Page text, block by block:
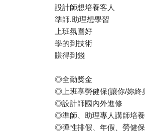
設計師想培養客人
準師.助理想學習
上班氛圍好
學的到技術
賺得到錢
◎全勤獎金
◎上班享勞健保(讓你/妳終
◎設計師國內外進修
◎準師、助理專人講師培養
◎彈性排假、年假、勞健保